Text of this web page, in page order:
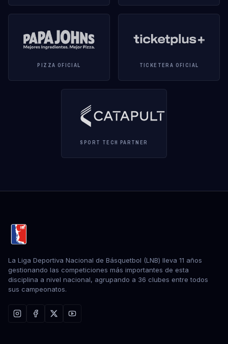
PIZZA OFICIAL TICKETERA OFICIAL
SPORT TECH PARTNER
La Liga Deportiva Nacional de Básquetbol (LNB) lleva 11 años
gestionando las competiciones más importantes de esta
disciplina a nivel nacional, agrupando a 36 clubes entre todos
sus campeonatos.